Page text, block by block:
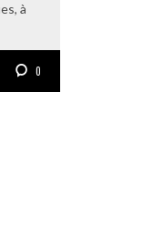
à
0